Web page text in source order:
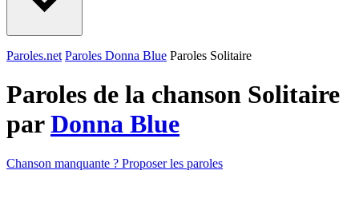
Paroles.net Paroles Donna Blue Paroles Solitaire
Paroles de la chanson Solitaire
parDonna Blue
Chanson manquante ? Proposer les paroles